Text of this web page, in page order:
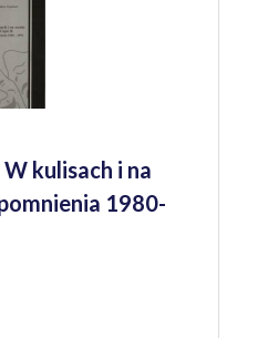
kulisach i na
1980-